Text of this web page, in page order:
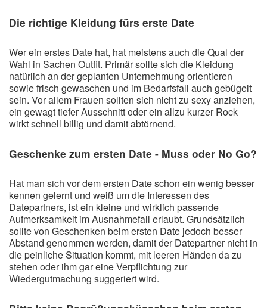
Die richtige Kleidung fürs erste Date
Wer ein erstes Date hat, hat meistens auch die Qual der
Wahl in Sachen Outfit. Primär sollte sich die Kleidung
natürlich an der geplanten Unternehmung orientieren
sowie frisch gewaschen und im Bedarfsfall auch gebügelt
sein. Vor allem Frauen sollten sich nicht zu sexy anziehen,
ein gewagt tiefer Ausschnitt oder ein allzu kurzer Rock
wirkt schnell billig und damit abtörnend.
Geschenke zum ersten Date - Muss oder No Go?
Hat man sich vor dem ersten Date schon ein wenig besser
kennen gelernt und weiß um die Interessen des
Datepartners, ist ein kleine und wirklich passende
Aufmerksamkeit im Ausnahmefall erlaubt. Grundsätzlich
sollte von Geschenken beim ersten Date jedoch besser
Abstand genommen werden, damit der Datepartner nicht in
die peinliche Situation kommt, mit leeren Händen da zu
stehen oder ihm gar eine Verpflichtung zur
Wiedergutmachung suggeriert wird.